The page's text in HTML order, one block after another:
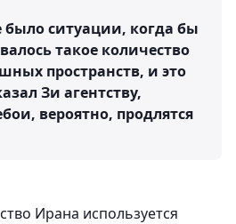
было ситуации, когда бы
такое количество
пространств, и это
Зи агентству,
вероятно, продлятся
Ирана используется